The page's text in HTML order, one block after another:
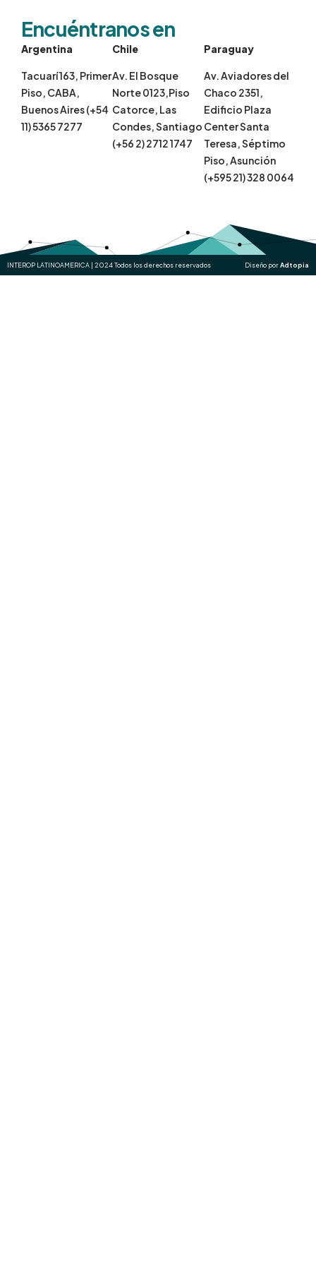
Encuéntranos en
Argentina
Tacuarí 163, Primer
Piso, CABA,
Buenos Aires (+54
11) 5365 7277
Chile
Av. El Bosque
Norte 0123,Piso
Catorce, Las
Condes, Santiago
(+56 2) 2712 1747
Paraguay
Av. Aviadores del
Chaco 2351,
Edificio Plaza
Center Santa
Teresa, Séptimo
Piso, Asunción
(+595 21) 328 0064
INTEROP LATINOAMERICA | 2024 Todos los derechos reservados Diseño porAdtopia